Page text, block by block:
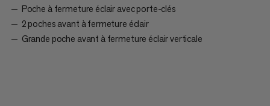
Poche à fermeture éclair avec porte-clés
2 poches avant à fermeture éclair
Grande poche avant à fermeture éclair verticale